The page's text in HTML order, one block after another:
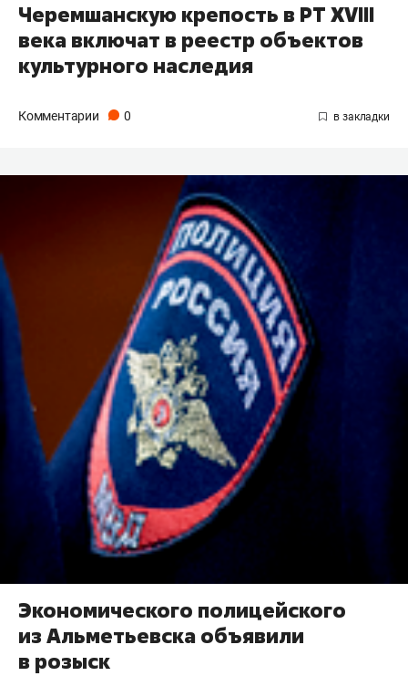
Черемшанскую крепость в РТ XVIII
века включат в реестр объектов
культурного наследия
Комментарии 0
Экономического полицейского
из Альметьевска объявили
в розыск